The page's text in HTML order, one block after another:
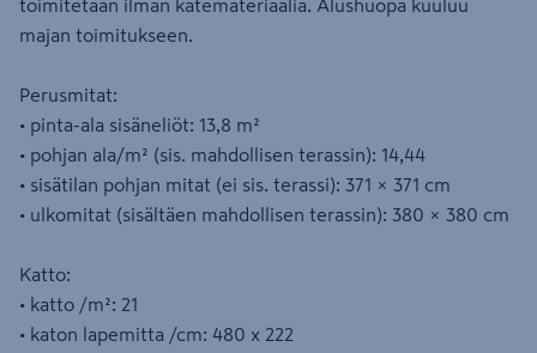
toimitetaan ilman katemateriaalia. Alushuopa kuuluu
majan toimitukseen.
Perusmitat:
• pinta-ala sisäneliöt: 13,8 m²
• pohjan ala/m² (sis. mahdollisen terassin): 14,44
• sisätilan pohjan mitat (ei sis. terassi): 371 × 371 cm
• ulkomitat (sisältäen mahdollisen terassin): 380 × 380 cm
Katto:
• katto /m²: 21
• katon lapemitta /cm: 480 x 222